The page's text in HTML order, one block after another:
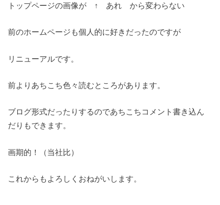
トップページの画像が ↑ あれ から変わらない
前のホームページも個人的に好きだったのですが
リニューアルです。
前よりあちこち色々読むところがあります。
ブログ形式だったりするのであちこちコメント書き込ん
だりもできます。
画期的！（当社比）
これからもよろしくおねがいします。